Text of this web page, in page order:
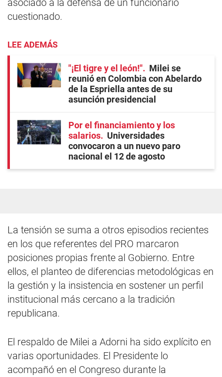
asociado a la defensa de un funcionario
cuestionado.
LEE ADEMÁS
"¡El tigre y el león!"
Milei se
reunió en Colombia con Abelardo
de la Espriella antes de su
asunción presidencial
Por el financiamiento y los
salarios
Universidades
convocaron a un nuevo paro
nacional el 12 de agosto
La tensión se suma a otros episodios recientes
en los que referentes del PRO marcaron
posiciones propias frente al Gobierno. Entre
ellos, el planteo de diferencias metodológicas en
la gestión y la insistencia en sostener un perfil
institucional más cercano a la tradición
republicana.
El respaldo de Milei a Adorni ha sido explícito en
varias oportunidades. El Presidente lo
acompañó en el Congreso durante la